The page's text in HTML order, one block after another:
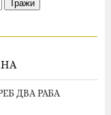
ДВА РАБА